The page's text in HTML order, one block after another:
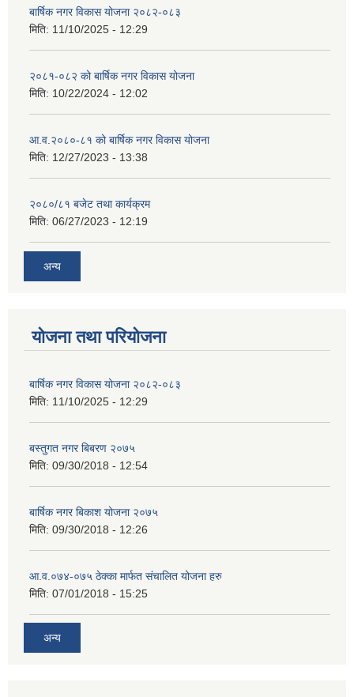
बार्षिक नगर विकास योजना २०८२-०८३
मिति: 11/10/2025 - 12:29
२०८१-०८२ को बार्षिक नगर विकास योजना
मिति: 10/22/2024 - 12:02
आ.व.२०८०-८१ को बार्षिक नगर विकास योजना
मिति: 12/27/2023 - 13:38
२०८०/८१ बजेट तथा कार्यक्रम
मिति: 06/27/2023 - 12:19
अन्य
योजना तथा परियोजना
बार्षिक नगर विकास योजना २०८२-०८३
मिति: 11/10/2025 - 12:29
बस्तुगत नगर बिबरण २०७५
मिति: 09/30/2018 - 12:54
बार्षिक नगर बिकाश योजना २०७५
मिति: 09/30/2018 - 12:26
आ.व.०७४-०७५ ठेक्का मार्फत संचालित योजना हरु
मिति: 07/01/2018 - 15:25
अन्य